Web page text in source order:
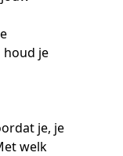
je
je, je
welk